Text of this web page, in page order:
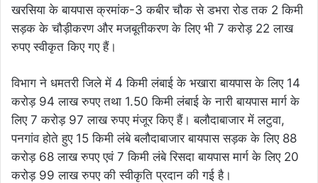
खरसिया के बायपास क्रमांक-3 कबीर चौक से डभरा रोड तक 2 किमी
सड़क के चौड़ीकरण और मजबूतीकरण के लिए भी 7 करोड़ 22 लाख
रुपए स्वीकृत किए गए हैं।
विभाग ने धमतरी जिले में 4 किमी लंबाई के भखारा बायपास के लिए 14
करोड़ 94 लाख रुपए तथा 1.50 किमी लंबाई के नारी बायपास मार्ग के
लिए 7 करोड़ 97 लाख रुपए मंजूर किए हैं। बलौदाबाजार में लटुवा,
पनगांव होते हुए 15 किमी लंबे बलौदाबाजार बायपास सड़क के लिए 88
करोड़ 68 लाख रुपए एवं 7 किमी लंबे रिसदा बायपास मार्ग के लिए 20
करोड़ 99 लाख रुपए की स्वीकृति प्रदान की गई है।